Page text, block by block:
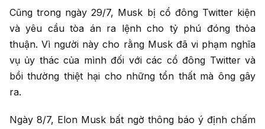
Cũng trong ngày 29/7, Musk bị cổ đông Twitter kiện
và yêu cầu tòa án ra lệnh cho tỷ phú đóng thỏa
thuận. Vì người này cho rằng Musk đã vi phạm nghĩa
vụ ủy thác của mình đối với các cổ đông Twitter và
bồi thường thiệt hại cho những tổn thất mà ông gây
ra.
Ngày 8/7, Elon Musk bất ngờ thông báo ý định chấm